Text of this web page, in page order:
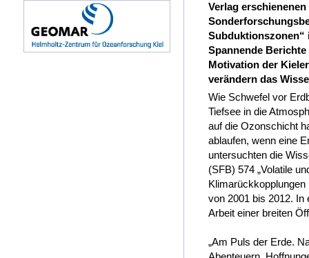
Verlag
Subduktionszonen“
Spannende
Motivation der
verändern das
Wie Schwefel vor
Tiefsee in die
auf die Ozonschicht
ablaufen, wenn eine
untersuchten die
(SFB) 574 „Volatile
von 2001 bis 2012. In
Arbeit einer breiten
„Am Puls der Erde.